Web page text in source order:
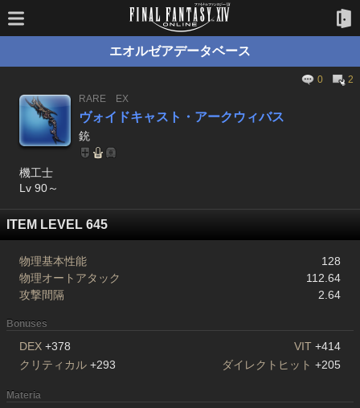
エオルゼアデータベース
0
2
RARE
EX
ヴォイドキャスト・アークウィバス
銃
機工士
Lv 90～
ITEM LEVEL 645
物理基本性能
128
物理オートアタック
112.64
攻撃間隔
2.64
Bonuses
DEX +378 VIT +414
クリティカル +293 ダイレクトヒット +205
Materia